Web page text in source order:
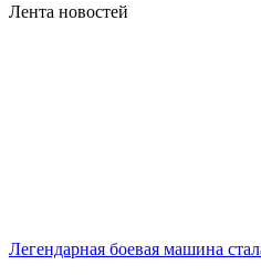
Лента новостей
Легендарная боевая машина